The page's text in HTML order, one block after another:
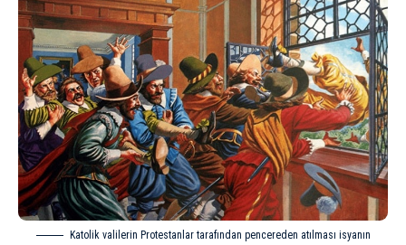
Katolik valilerin Protestanlar tarafından pencereden atılması isyanın